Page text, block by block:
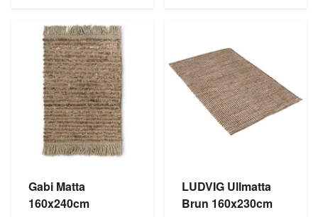
Gabi Matta
160x240cm
LUDVIG Ullmatta
Brun 160x230cm